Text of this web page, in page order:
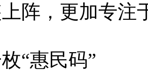
阵，更加专注
“惠民码”